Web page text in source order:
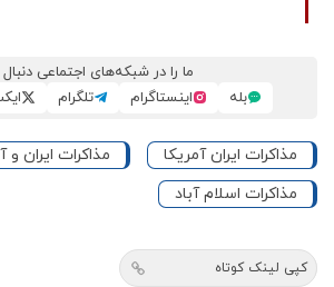
ما را در شبکه‌های اجتماعی
بله
اینستاگرام تلگرام
مذاکرات ایران آمریکا
مذاکرات ایران و
مذاکرات اسلام آباد
کپی لینک کوتاه